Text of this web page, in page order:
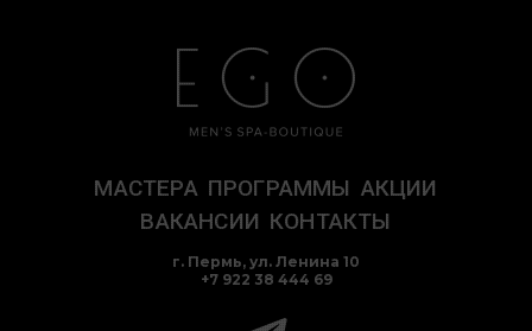
МАСТЕРА ПРОГРАММЫ АКЦИИ
ВАКАНСИИ КОНТАКТЫ
г. Пермь, ул. Ленина 10
+7 922 38 444 69